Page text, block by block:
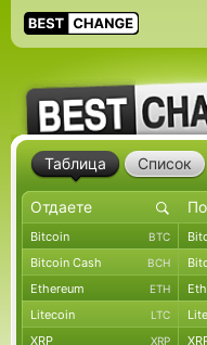
Таблица Список
Bitcoin BTC
Bitcoin Cash BCH
Ethereum ETH
Litecoin LTC
XRP XRP